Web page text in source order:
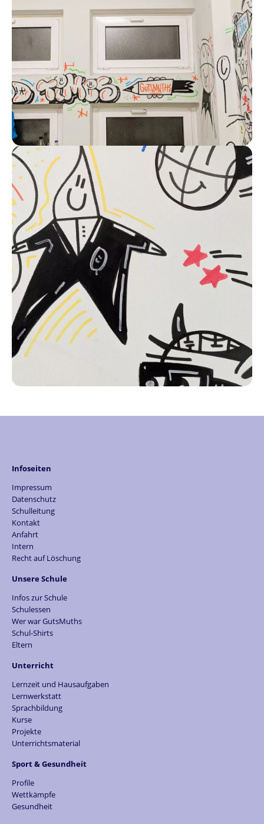
Infoseiten
Impressum
Datenschutz
Schulleitung
Kontakt
Anfahrt
Intern
Recht auf Löschung
Unsere Schule
Infos zur Schule
Schulessen
Wer war GutsMuths
Schul-Shirts
Eltern
Unterricht
Lernzeit und Hausaufgaben
Lernwerkstatt
Sprachbildung
Kurse
Projekte
Unterrichtsmaterial
Sport & Gesundheit
Profile
Wettkämpfe
Gesundheit